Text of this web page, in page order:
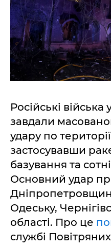
Російські війська
завдали
удару по
застосувавши
базування та
Основний удар
Одеську,
області. Про це
службі